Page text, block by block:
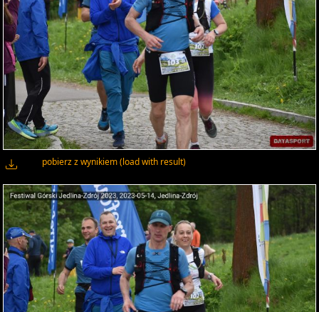
pobierz z wynikiem (load with result)